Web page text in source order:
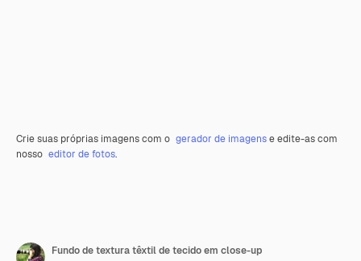
Crie suas próprias imagens com o gerador de imagense edite-as com
nosso editor de fotos.
Fundo de textura têxtil de tecido em close-up